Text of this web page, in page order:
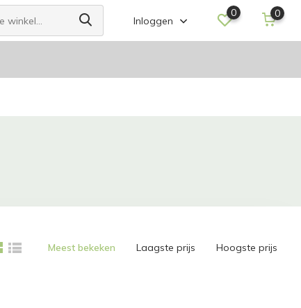
Inloggen
0 0
Meest bekeken Laagste prijs Hoogste prijs